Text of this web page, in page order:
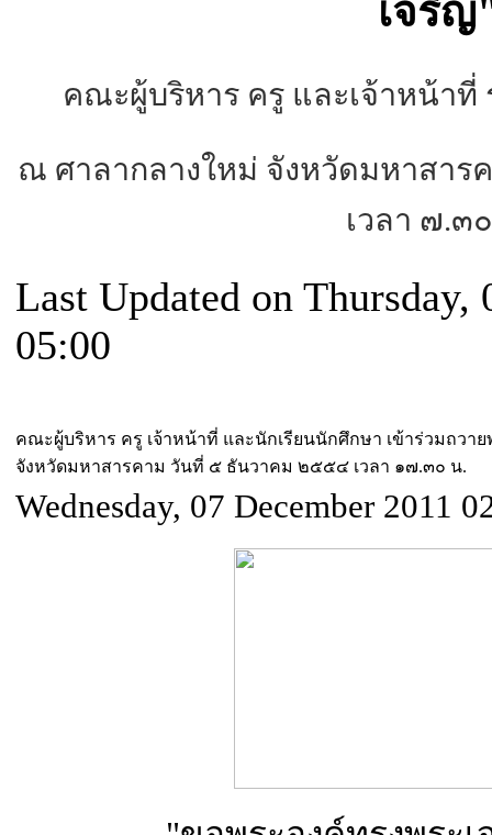
เจริญ
คณะผู้บริหาร ครู และเจ้าหน้าที่
ณ ศาลากลางใหม่ จังหวัดมหาสาร
เวลา ๗.๓
Last Updated on Thursday,
05:00
คณะผู้บริหาร ครู เจ้าหน้าที่ และนักเรียนนักศึกษา เข้าร่วมถวา
จังหวัดมหาสารคาม วันที่ ๕ ธันวาคม ๒๕๕๔ เวลา ๑๗.๓๐ น.
Wednesday, 07 December 2011